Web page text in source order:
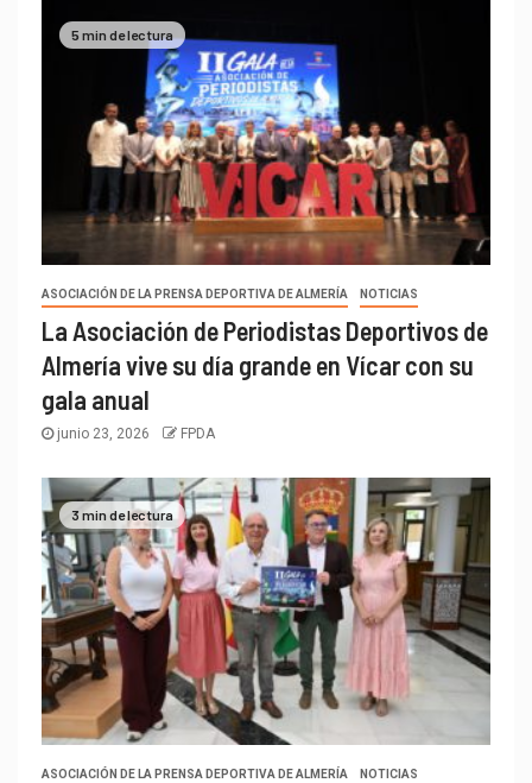
5 min de lectura
ASOCIACIÓN DE LA PRENSA DEPORTIVA DE ALMERÍA NOTICIAS
La Asociación de Periodistas Deportivos de
Almería vive su día grande en Vícar con su
gala anual
junio 23, 2026 FPDA
3 min de lectura
ASOCIACIÓN DE LA PRENSA DEPORTIVA DE ALMERÍA NOTICIAS